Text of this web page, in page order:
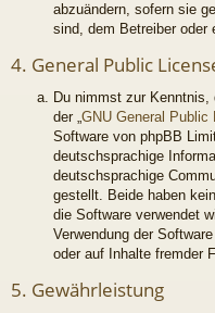
abzuändern, sofern sie
sind, dem Betreiber oder
4. General Public
Du nimmst zur
der „GNU General Public
Software von phpBB
deutschsprachige
deutschsprachige
gestellt. Beide haben
die Software verwendet
Verwendung der
oder auf Inhalte fremder
5. Gewährleistung